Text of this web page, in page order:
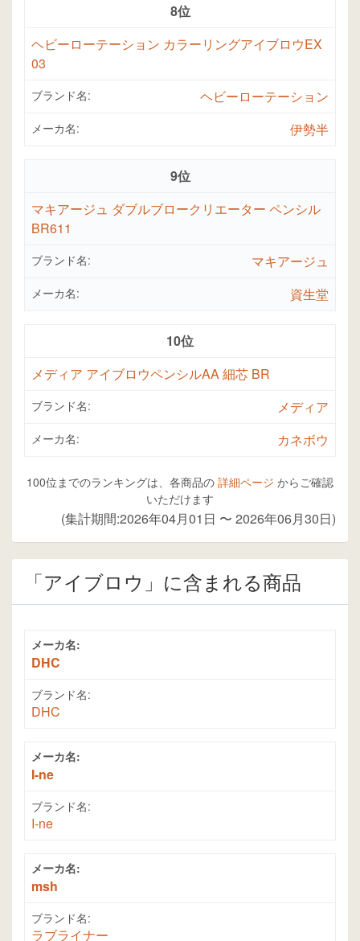
8位
ヘビーローテーション カラーリングアイブロウEX
03
ブランド名: ヘビーローテーション
メーカ名: 伊勢半
9位
マキアージュ ダブルブロークリエーター ペンシル
BR611
ブランド名: マキアージュ
メーカ名: 資生堂
10位
メディア アイブロウペンシルAA 細芯 BR
ブランド名: メディア
メーカ名: カネボウ
100位までのランキングは、各商品の 詳細ページ からご確認
いただけます
(集計期間:2026年04月01日 〜 2026年06月30日)
「アイブロウ」に含まれる商品
メーカ名:
DHC
ブランド名:
DHC
メーカ名:
I-ne
ブランド名:
I-ne
メーカ名:
msh
ブランド名:
ラブライナー